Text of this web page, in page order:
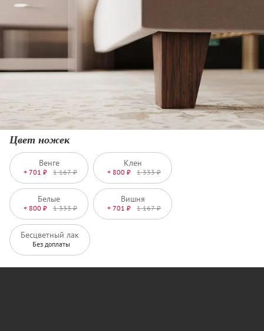
Цвет ножек
Венге
+ 701 ₽ 1 167 ₽
Клен
+ 800 ₽ 1 333 ₽
Белые
+ 800 ₽ 1 333 ₽
Вишня
+ 701 ₽ 1 167 ₽
Бесцветный лак
Без доплаты